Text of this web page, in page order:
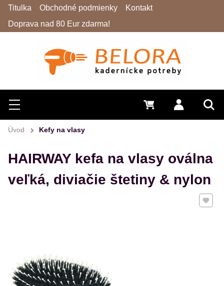
Hľadať
Menu Prihlásiť
0 €
Titulka Obchodné podmienky
Kontakt
Doprava nad 80 Eur zdarma!
Úvod Kefy na vlasy
HAIRWAY kefa na vlasy oválna
veľká, diviačie štetiny & nylon
Pridať